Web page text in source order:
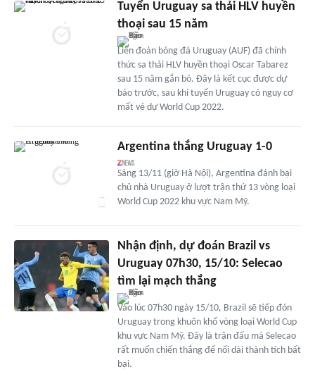
Tuyển Uruguay sa thải HLV huyền
thoại sau 15 năm
Liên đoàn bóng đá Uruguay (AUF) đã chính
thức sa thải HLV huyền thoại Oscar Tabarez
sau 15 năm gắn bó. Đây là kết cục được dự
báo trước, sau khi tuyển Uruguay có nguy cơ
mất vé dự World Cup 2022.
Argentina thắng Uruguay 1-0
Sáng 13/11 (giờ Hà Nội), Argentina đánh bại
chủ nhà Uruguay ở lượt trận thứ 13 vòng loại
World Cup 2022 khu vực Nam Mỹ.
Nhận định, dự đoán Brazil vs
Uruguay 07h30, 15/10: Selecao
tìm lại mạch thắng
Vào lúc 07h30 ngày 15/10, Brazil sẽ tiếp đón
Uruguay trong khuôn khổ vòng loại World Cup
khu vực Nam Mỹ. Đây là trận đấu mà Selecao
rất muốn chiến thắng để nối dài thành tích bất
bại.